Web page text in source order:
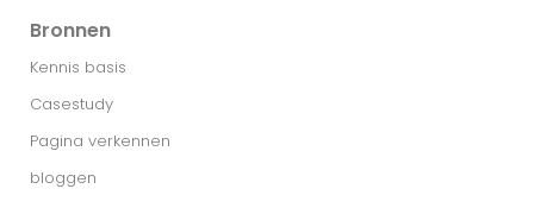
Bronnen
Kennis basis
Casestudy
Pagina verkennen
bloggen